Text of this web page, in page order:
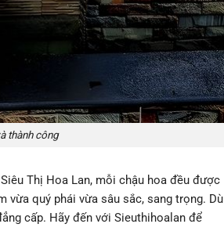
thành công
Thị Hoa Lan, mỗi chậu hoa đều được
vừa quý phái vừa sâu sắc, sang trọng. Dù
cấp. Hãy đến với Sieuthihoalan để